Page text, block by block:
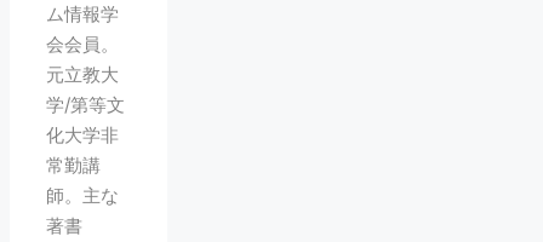
ム情報学
会会員。
元立教大
学/第等文
化大学非
常勤講
師。主な
著書